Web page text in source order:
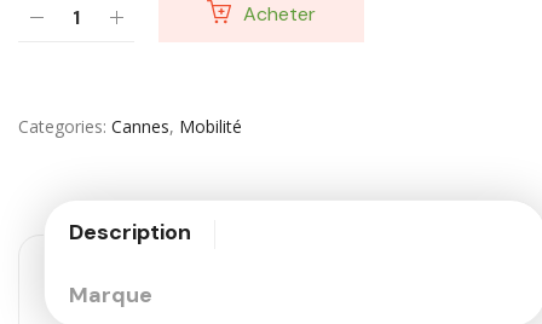
Acheter
Categories Cannes, Mobilité
Description
Marque